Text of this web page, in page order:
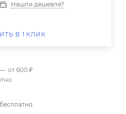
Нашли дешевле?
В 1 КЛИК
— от 600 ₽